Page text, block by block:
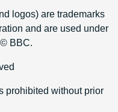
logos) are trademarks
and are used under
BBC.
prohibited without prior